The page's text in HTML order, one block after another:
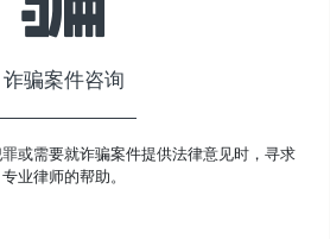
诈骗案件咨询
或需要就诈骗案件提供法律意见时，寻求
专业律师的帮助。